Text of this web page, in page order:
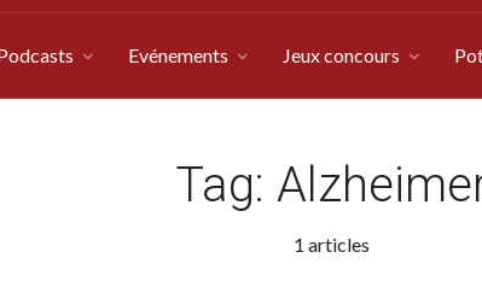
Evénements Jeux concours
Tag:
1 articles